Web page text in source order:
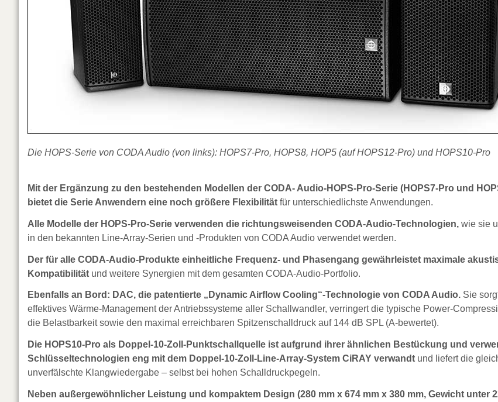
Die HOPS-Serie von CODA Audio (von links): HOPS7-Pro, HOPS8, HOP5 (auf HOPS12-Pro) und HOPS10-Pro
Mit der Ergänzung zu den bestehenden Modellen der CODA- Audio-HOPS-Pro-Serie (HOPS7-Pro und
bietet die Serie Anwendern eine noch größere Flexibilität für unterschiedlichste Anwendungen.
Alle Modelle der HOPS-Pro-Serie verwenden die richtungsweisenden CODA-Audio-Technologien, wie sie
in den bekannten Line-Array-Serien und -Produkten von CODA Audio verwendet werden.
Der für alle CODA-Audio-Produkte einheitliche Frequenz- und Phasengang gewährleistet maximale
Kompatibilität und weitere Synergien mit dem gesamten CODA-Audio-Portfolio.
Ebenfalls an Bord: DAC, die patentierte „Dynamic Airflow Cooling“-Technologie von CODA Audio. Sie
effektives Wärme-Management der Antriebssysteme aller Schallwandler, verringert die typische Power-
die Belastbarkeit sowie den maximal erreichbaren Spitzenschalldruck auf 144 dB SPL (A-bewertet).
Die HOPS10-Pro als Doppel-10-Zoll-Punktschallquelle ist aufgrund ihrer ähnlichen Bestückung und
Schlüsseltechnologien eng mit dem Doppel-10-Zoll-Line-Array-System CiRAY verwandt und liefert die
unverfälschte Klangwiedergabe – selbst bei hohen Schalldruckpegeln.
Neben außergewöhnlicher Leistung und kompaktem Design (280 mm x 674 mm x 380 mm, Gewicht unter